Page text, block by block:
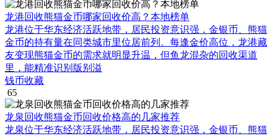
龙港回收熊猫金币哪家回收价高？本地榜单
龙港位于华东经济活跃地带，居民投资意识强，金银币、熊猫
金币的持有量在同类城市里位居前列。每逢金价高位，龙港藏
友变现熊猫金币的需求就明显升温，但鱼龙混杂的回收渠道
里，能精准识别版别溢
钱币收藏
65
龙泉回收熊猫金币回收价格高的几家推荐
龙泉位于华东经济活跃地带，居民投资意识强，金银币、熊猫